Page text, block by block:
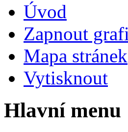
Úvod
Zapnout
Mapa stránek
Vytisknout
Hlavní menu